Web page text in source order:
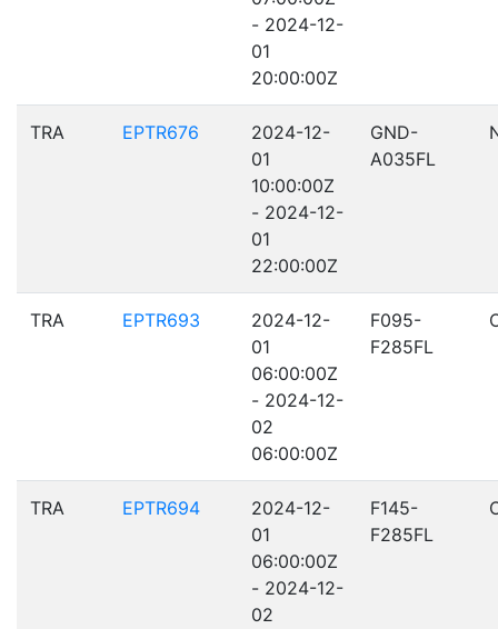
- 2024-12-
01
20:00:00Z
TRA EPTR676
2024-12-
01
10:00:00Z
- 2024-12-
01
22:00:00Z
GND-
A035FL
TRA EPTR693
2024-12-
01
06:00:00Z
- 2024-12-
02
06:00:00Z
F095-
F285FL
TRA EPTR694
2024-12-
01
06:00:00Z
- 2024-12-
02
F145-
F285FL